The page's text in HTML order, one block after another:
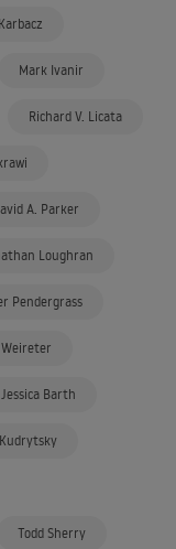
Mark Ivanir
Richard V. Licata
A. Parker
Loughran
Pendergrass
Jessica Barth
Todd Sherry